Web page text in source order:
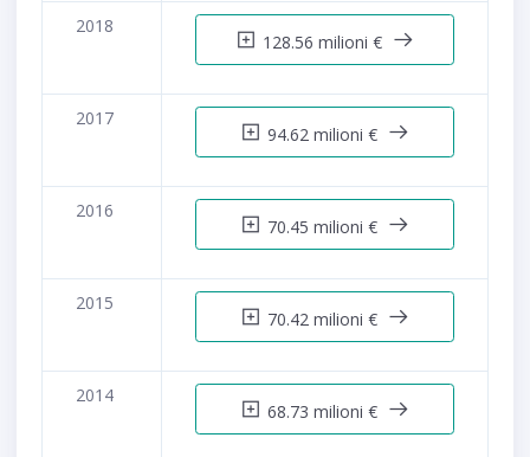
2018
128.56 milioni €
2017
94.62 milioni €
2016
70.45 milioni €
2015
70.42 milioni €
2014
68.73 milioni €